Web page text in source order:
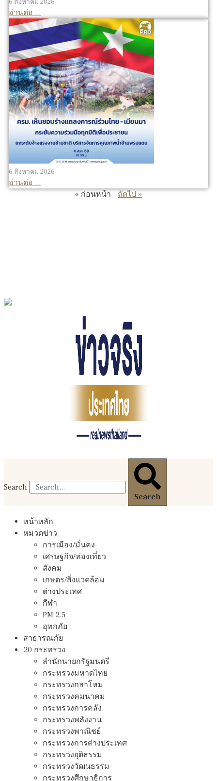
6 สิงหาคม 2026
อ่านต่อ ...
6 สิงหาคม 2026
อ่านต่อ ...
« ก่อนหน้า
ถัดไป »
Search
Search
หน้าหลัก
หมวดข่าว
การเมือง/มั่นคง
เศรษฐกิจ/ท่องเที่ยว
สังคม
เกษตร/สิ่งแวดล้อม
ต่างประเทศ
กีฬา
PM 2.5
อุทกภัย
สาธารณภัย
20 กระทรวง
สํานักนายกรัฐมนตรี
กระทรวงมหาดไทย
กระทรวงกลาโหม
กระทรวงคมนาคม
กระทรวงการคลัง
กระทรวงพลังงาน
กระทรวงพาณิชย์
กระทรวงการต่างประเทศ
กระทรวงยุติธรรม
กระทรวงวัฒนธรรม
กระทรวงศึกษาธิการ